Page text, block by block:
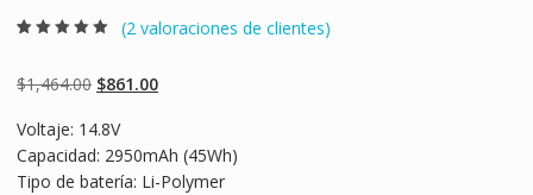
basado en
puntuaciones
(2 valoraciones de clientes)
$1,464.00 Original
was:
$1,464.00.
$861.00Current
$861.00.
Voltaje: 14.8V
Capacidad: 2950mAh (45Wh)
Tipo de batería: Li-Polymer